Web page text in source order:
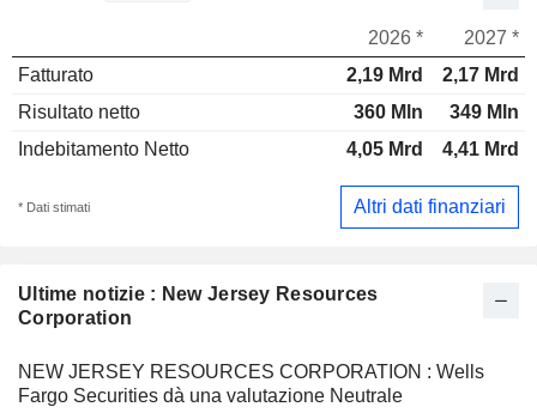
Ultime notizie : New Jersey Resources
Corporation
NEW JERSEY RESOURCES CORPORATION : Wells
Fargo Securities dà una valutazione Neutrale
2026 *
2027 *
Fatturato
2,19 Mrd
2,17 Mrd
Risultato netto
360 Mln
349 Mln
Indebitamento Netto
4,05 Mrd 4,41 Mrd
* Dati stimati Altri dati finanziari